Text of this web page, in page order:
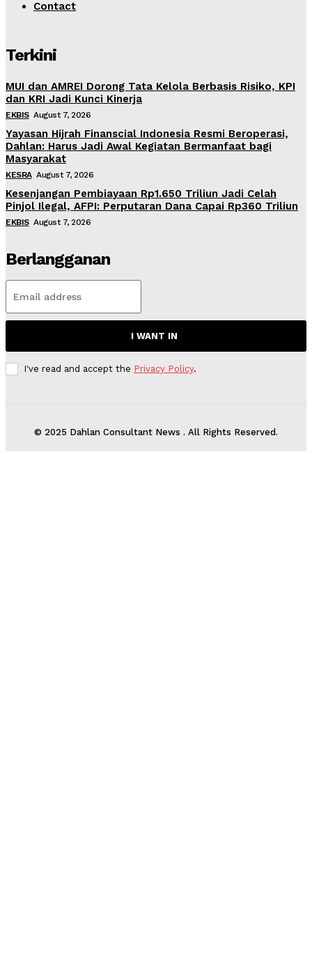
Contact
Terkini
MUI dan AMREI Dorong Tata Kelola Berbasis Risiko, KPI
dan KRI Jadi Kunci Kinerja
EKBIS August 7, 2026
Yayasan Hijrah Finanscial Indonesia Resmi Beroperasi,
Dahlan: Harus Jadi Awal Kegiatan Bermanfaat bagi
Masyarakat
KESRA August 7, 2026
Kesenjangan Pembiayaan Rp1.650 Triliun Jadi Celah
Pinjol Ilegal, AFPI: Perputaran Dana Capai Rp360 Triliun
EKBIS August 7, 2026
Berlangganan
I WANT IN
I've read and accept the Privacy Policy.
© 2025 Dahlan Consultant News . All Rights Reserved.